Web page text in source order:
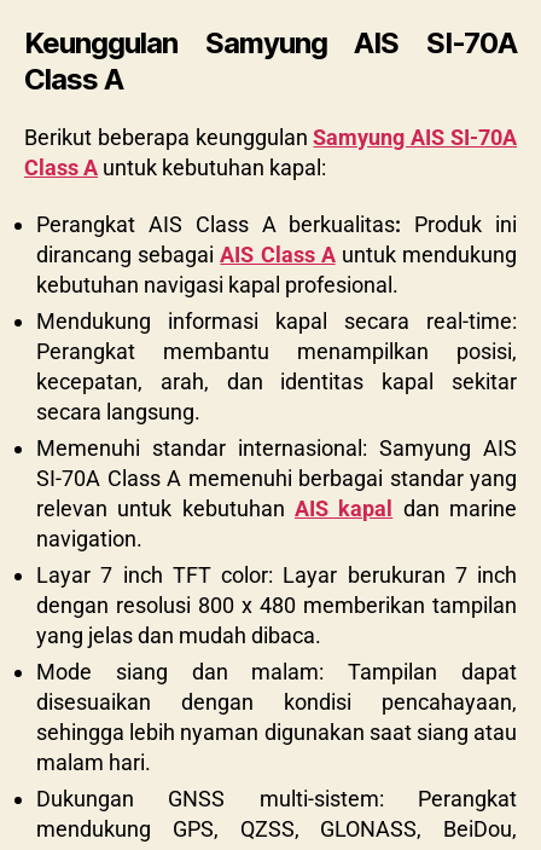
Keunggulan Samyung AIS SI-70A
Class A
Berikut beberapa keunggulanSamyung AIS SI-70A
Class A untuk kebutuhan kapal:
Perangkat AIS Class A berkualitas: Produk ini
dirancang sebagaiAIS Class Auntuk mendukung
kebutuhan navigasi kapal profesional.
Mendukung informasi kapal secara real-time:
Perangkat membantu menampilkan posisi,
kecepatan, arah, dan identitas kapal sekitar
secara langsung.
Memenuhi standar internasional: Samyung AIS
SI-70A Class A memenuhi berbagai standar yang
relevan untuk kebutuhan AIS kapal
dan marine
navigation.
Layar 7 inch TFT color: Layar berukuran 7 inch
dengan resolusi 800 x 480 memberikan tampilan
yang jelas dan mudah dibaca.
Mode siang dan malam: Tampilan dapat
disesuaikan dengan kondisi pencahayaan,
sehingga lebih nyaman digunakan saat siang atau
malam hari.
Dukungan GNSS multi-sistem: Perangkat
mendukung GPS, QZSS, GLONASS, BeiDou,